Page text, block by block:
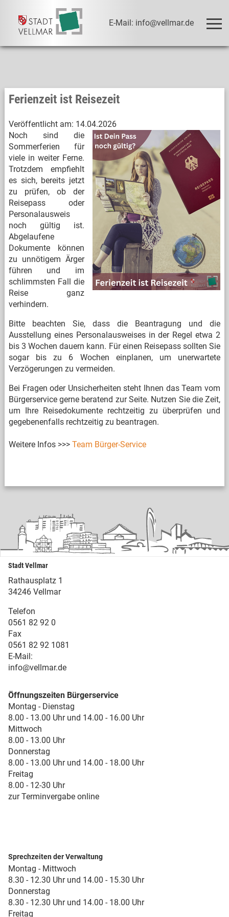
E-Mail: info@vellmar.de
Ferienzeit ist Reisezeit
Veröffentlicht am: 14.04.2026
Noch sind die
Sommerferien für
viele in weiter Ferne.
Trotzdem empfiehlt
es sich, bereits jetzt
zu prüfen, ob der
Reisepass oder
Personalausweis
noch gültig ist.
Abgelaufene
Dokumente können
zu unnötigem Ärger
führen und im
schlimmsten Fall die
Reise ganz
verhindern.
Bitte beachten Sie, dass die Beantragung und die
Ausstellung eines Personalausweises in der Regel etwa 2
bis 3 Wochen dauern kann. Für einen Reisepass sollten Sie
sogar bis zu 6 Wochen einplanen, um unerwartete
Verzögerungen zu vermeiden.
Bei Fragen oder Unsicherheiten steht Ihnen das Team vom
Bürgerservice gerne beratend zur Seite. Nutzen Sie die Zeit,
um Ihre Reisedokumente rechtzeitig zu überprüfen und
gegebenenfalls rechtzeitig zu beantragen.
Weitere Infos >>> Team Bürger-Service
Stadt Vellmar
Rathausplatz 1
34246 Vellmar
Telefon
0561 82 92 0
Fax
0561 82 92 1081
E-Mail:
info@vellmar.de
Öffnungszeiten Bürgerservice
Montag - Dienstag
8.00 - 13.00 Uhr und 14.00 - 16.00 Uhr
Mittwoch
8.00 - 13.00 Uhr
Donnerstag
8.00 - 13.00 Uhr und 14.00 - 18.00 Uhr
Freitag
8.00 - 12-30 Uhr
zur Terminvergabe online
Sprechzeiten der Verwaltung
Montag - Mittwoch
8.30 - 12.30 Uhr und 14.00 - 15.30 Uhr
Donnerstag
8.30 - 12.30 Uhr und 14.00 - 18.00 Uhr
Freitag